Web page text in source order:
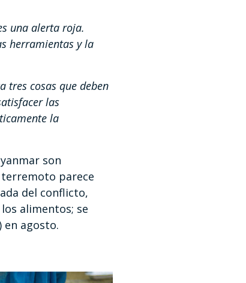
una alerta roja.
herramientas y la
tres cosas que deben
las
la
son
parece
del conflicto,
alimentos; se
en agosto.